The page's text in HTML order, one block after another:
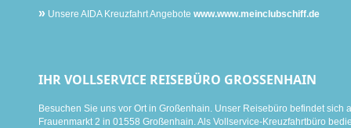
» Unsere AIDA Kreuzfahrt Angebote www.www.meinclubschiff.de
IHR VOLLSERVICE REISEBÜRO GROSSENHAIN
Besuchen Sie uns vor Ort in Großenhain. Unser Reisebüro befindet sich
Frauenmarkt 2 in 01558 Großenhain. Als Vollservice-Kreuzfahrtbüro